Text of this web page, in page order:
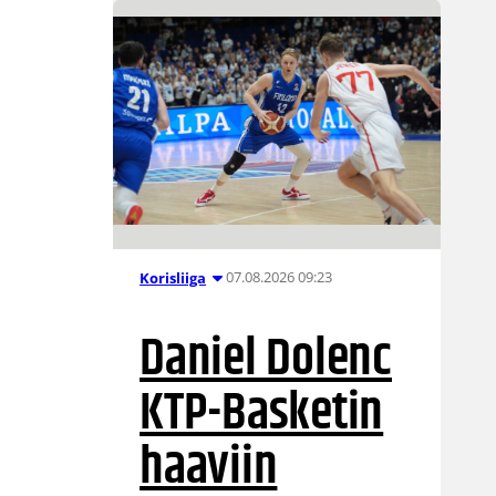
Korisliiga 07.08.2026 09:23
Daniel Dolenc
KTP-Basketin
haaviin